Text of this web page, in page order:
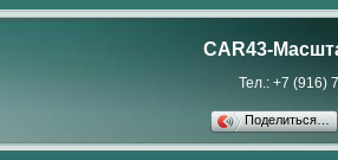
CAR43-
Тел.: +7 (916)
Поделиться…